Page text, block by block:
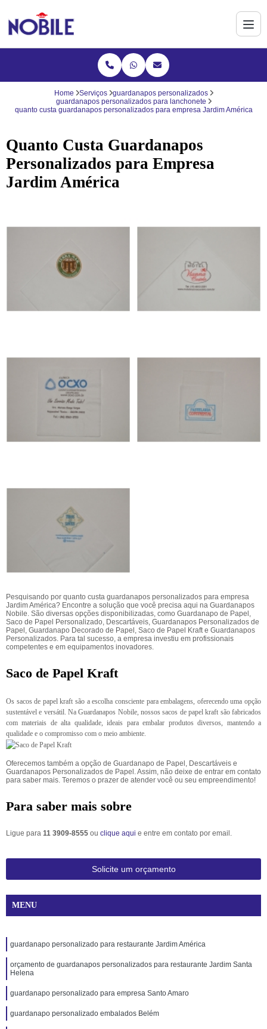
Home Serviços
guardanapos personalizados
guardanapos personalizados para lanchonete
quanto custa guardanapos personalizados para empresa Jardim América
Quanto Custa Guardanapos
Personalizados para Empresa
Jardim América
Pesquisando por quanto custa guardanapos personalizados para empresa
Jardim América? Encontre a solução que você precisa aqui na Guardanapos
Nobile. São diversas opções disponibilizadas, como Guardanapo de Papel,
Saco de Papel Personalizado, Descartáveis, Guardanapos Personalizados de
Papel, Guardanapo Decorado de Papel, Saco de Papel Kraft e Guardanapos
Personalizados. Para tal sucesso, a empresa investiu em profissionais
competentes e em equipamentos inovadores.
Saco de Papel Kraft
Os sacos de papel kraft são a escolha consciente para embalagens, oferecendo uma opção
sustentável e versátil. Na Guardanapos Nobile, nossos sacos de papel kraft são fabricados
com materiais de alta qualidade, ideais para embalar produtos diversos, mantendo a
qualidade e o compromisso com o meio ambiente.
Oferecemos também a opção de Guardanapo de Papel, Descartáveis e
Guardanapos Personalizados de Papel. Assim, não deixe de entrar em contato
para saber mais. Teremos o prazer de atender você ou seu empreendimento!
Para saber mais sobre
Ligue para 11 3909-8555 ou clique aqui e entre em contato por email.
Solicite um orçamento
MENU
guardanapo personalizado para restaurante Jardim América
orçamento de guardanapos personalizados para restaurante Jardim Santa
Helena
guardanapo personalizado para empresa Santo Amaro
guardanapo personalizado embalados Belém